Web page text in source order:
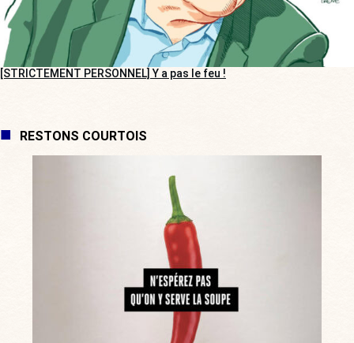
[STRICTEMENT PERSONNEL] Y a pas le feu !
RESTONS COURTOIS